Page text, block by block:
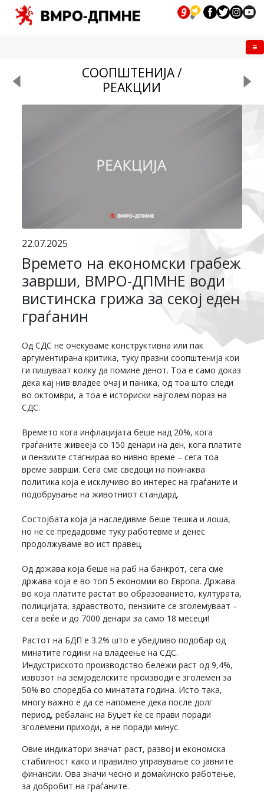
СООПШТЕНИЈА /
РЕАКЦИИ
22.07.2025
Времето на економски грабеж
заврши, ВМРО-ДПМНЕ води
вистинска грижа за секој еден
граѓанин
Од СДС не очекуваме конструктивна или пак
аргументирана критика, туку празни соопштенија кои
ги пишуваат колку да помине денот. Тоа е само доказ
дека кај нив владее очај и паника, од тоа што следи
во октомври, а тоа е историски најголем пораз на
СДС.
Времето кога инфлацијата беше над 20%, кога
граѓаните живееја со 150 денари на ден, кога платите
и пензиите стагнираа во нивно време – сега тоа
време заврши. Сега сме сведоци на поинаква
политика која е исклучиво во интерес на граѓаните и
подобрување на животниот стандард.
Состојбата која ја наследивме беше тешка и лоша,
но не се предадовме туку работевме и денес
продолжуваме во ист правец.
Од држава која беше на раб на банкрот, сега сме
држава која е во топ 5 економии во Европа. Држава
во која платите растат во образованието, културата,
полицијата, здравството, пензиите се зголемуваат –
сега веќе и до 7000 денари за само 18 месеци!
Растот на БДП е 3.2% што е убедливо подобар од
минатите години на владеење на СДС.
Индустриското производство бележи раст од 9,4%,
извозот на земјоделските производи е зголемен за
50% во споредба со минатата година. Исто така,
многу важно е да се напомене дека после долг
период, ребаланс на Буџет ќе се прави поради
зголемени приходи, а не поради минус.
Овие индикатори значат раст, развој и економска
стабилност како и правилно управување со јавните
финансии. Ова значи чесно и домаќинско работење,
за добробит на граѓаните.